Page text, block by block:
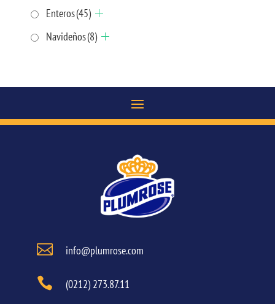
Enteros(45)
Navideños(8)
 info@plumrose.com
 (0212) 273.87.11